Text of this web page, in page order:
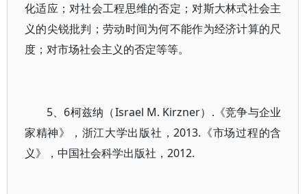
化适应；对社会工程思维的否定；对斯大林式社会主
义的尖锐批判；劳动时间为何不能作为经济计算的尺
度；对市场社会主义的否定等等。
5、6柯兹纳（Israel M. Kirzner）.《竞争与企业
家精神》，浙江大学出版社，2013.《市场过程的含
义》，中国社会科学出版社，2012.